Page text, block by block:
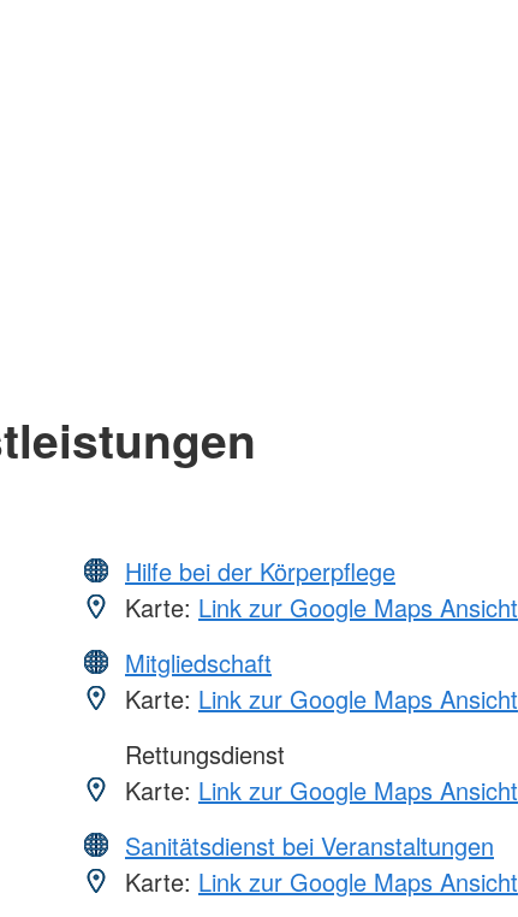
Hilfe bei der Körperpflege
Karte: Link zur Google Maps Ansicht
Mitgliedschaft
Karte: Link zur Google Maps Ansicht
Rettungsdienst
Karte: Link zur Google Maps Ansicht
Sanitätsdienst bei Veranstaltungen
Karte: Link zur Google Maps Ansicht